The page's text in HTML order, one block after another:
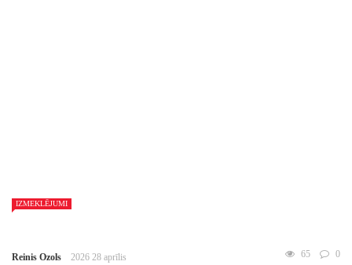
IZMEKLĒJUMI
Reinis Ozols 2026 28 aprīlis 65 0